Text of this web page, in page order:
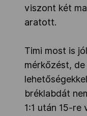
viszont két
aratott.
Timi most is
mérkőzést,
bréklabdát
1:1 után 15-re